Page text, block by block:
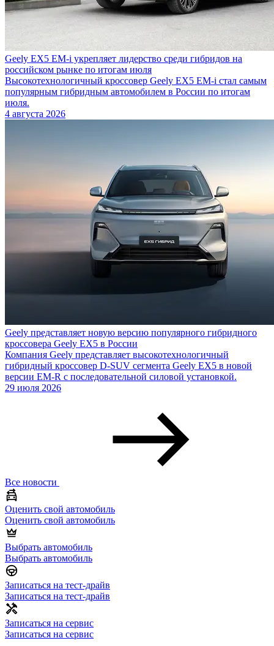
Geely EX5 EM-i укрепляет лидерство среди гибридов на
российском рынке по итогам июля
Высокотехнологичный кроссовер Geely EX5 EM-i стал самым
популярным гибридным автомобилем в России по итогам
июля.
4 августа 2026
Geely представляет новую версию популярного гибридного
кроссовера Geely EX5 в России
Компания Geely представляет высокотехнологичный
гибридный кроссовер D-SUV сегмента Geely EX5 в новой
версии EM-R с последовательной силовой установкой.
29 июля 2026
Все новости
Оценить свой автомобиль
Оценить свой автомобиль
Выбрать автомобиль
Выбрать автомобиль
Записаться на тест-драйв
Записаться на тест-драйв
Записаться на сервис
Записаться на сервис